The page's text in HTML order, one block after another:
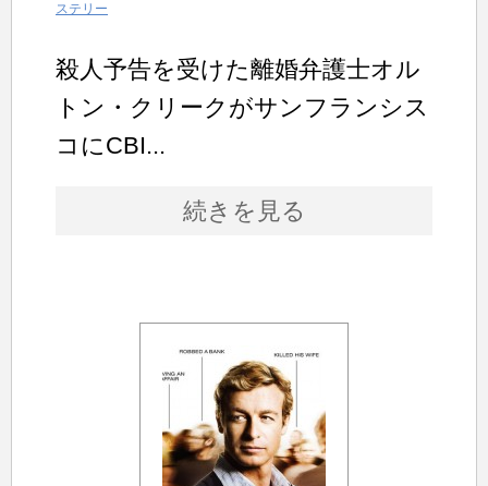
ステリー
殺人予告を受けた離婚弁護士オル
トン・クリークがサンフランシス
コにCBI...
続きを見る